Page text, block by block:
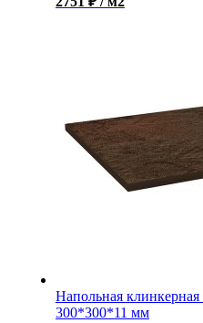
Напольная
300*300*11 мм